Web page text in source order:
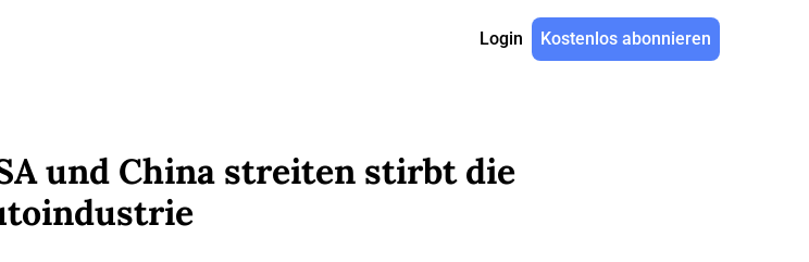
Login Kostenlos abonnieren
und China streiten stirbt die